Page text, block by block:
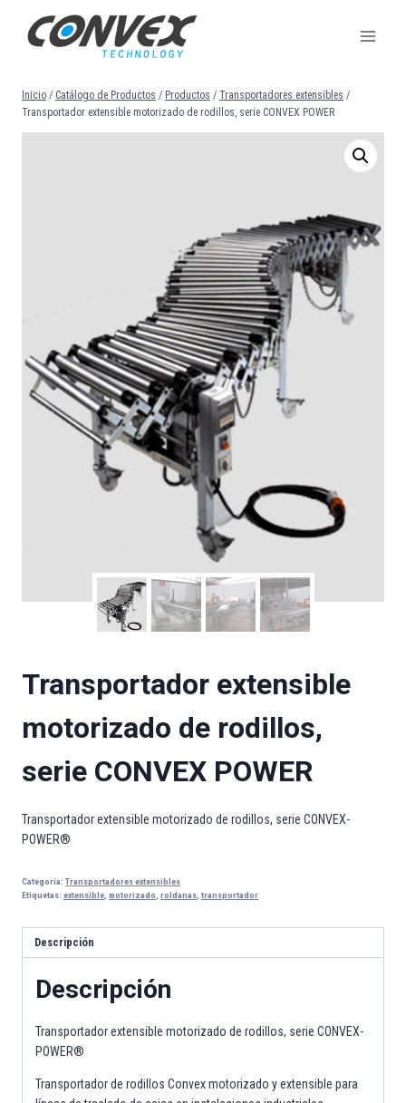
contenido
Inicio / Catálogo de Productos / Productos / Transportadores extensibles /
Transportador extensible motorizado de rodillos, serie CONVEX POWER
Transportador extensible
motorizado de rodillos,
serie CONVEX POWER
Transportador extensible motorizado de rodillos, serie CONVEX-
POWER®
Categoría: Transportadores extensibles
Etiquetas: extensible motorizado roldanas transportador
Descripción
Descripción
Transportador extensible motorizado de rodillos, serie CONVEX-
POWER®
Transportador de rodillos Convex motorizado y extensible para